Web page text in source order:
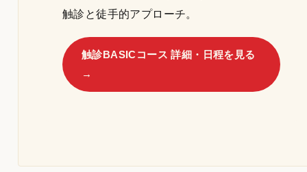
触診と徒手的アプローチ。
触診BASICコース 詳細・日程を見る
→